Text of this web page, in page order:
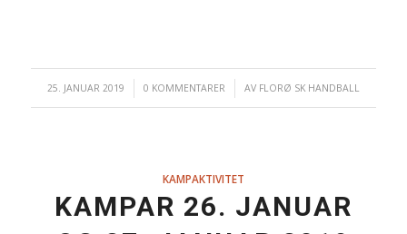
25. JANUAR 2019
/ 0 KOMMENTARER
/ AV FLORØ SK HANDBALL
KAMPAKTIVITET
KAMPAR 26. JANUAR